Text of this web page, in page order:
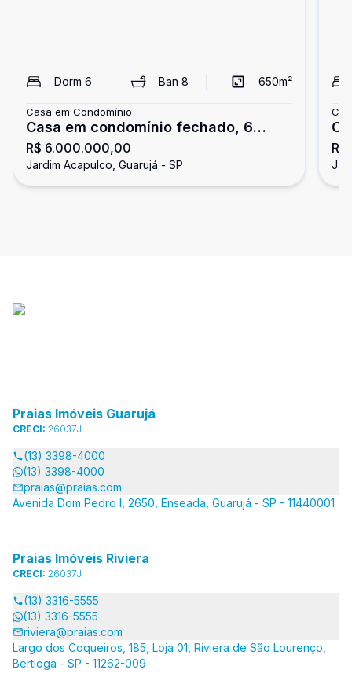
Dorm 6 Ban 8 650m²
Casa em Condomínio
Casa em condomínio fechado, 6
dormitórios, Jardim Acapulco,
Guarujá
R$ 6.000.000,00
Jardim Acapulco, Guarujá - SP
Praias Imóveis Guarujá
CRECI: 26037J
(13) 3398-4000
(13) 3398-4000
praias@praias.com
Avenida Dom Pedro I, 2650, Enseada, Guarujá - SP - 11440001
Praias Imóveis Riviera
CRECI: 26037J
(13) 3316-5555
(13) 3316-5555
riviera@praias.com
Largo dos Coqueiros, 185, Loja 01, Riviera de São Lourenço,
Bertioga - SP - 11262-009